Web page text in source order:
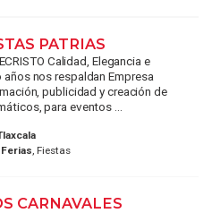
PATRIAS
Calidad, Elegancia e
años nos respaldan Empresa
publicidad y creación de
para eventos ...
Ferias, Fiestas
CARNAVALES